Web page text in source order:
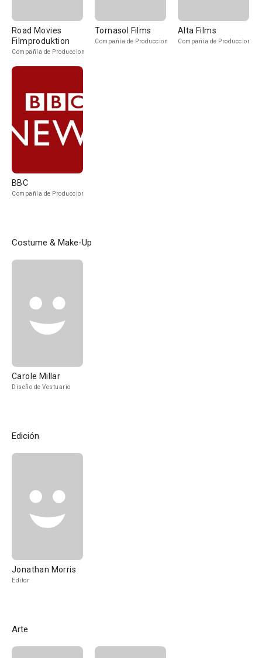
Road Movies
Filmproduktion
Compañía de Produccion
Tornasol Films
Compañía de Produccion
Alta Films
Compañía de Produccion
BBC
Compañía de Produccion
Costume & Make-Up
Carole Millar
Diseño de Vestuario
Edición
Jonathan Morris
Editor
Arte